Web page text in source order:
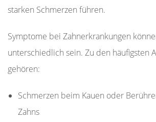
starken Schmerzen führen.
Symptome bei Zahnerkrankungen
unterschiedlich sein. Zu den häufigsten
gehören:
Schmerzen beim Kauen oder
Zahns